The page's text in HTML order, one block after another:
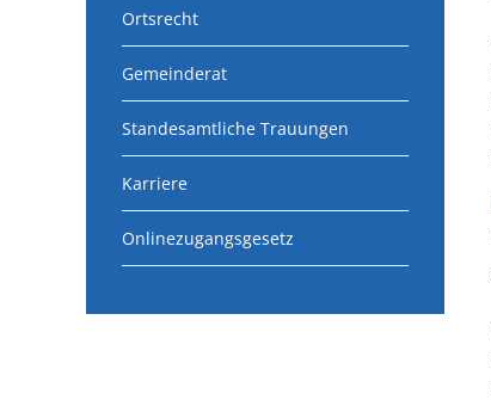
Ortsrecht
Gemeinderat
Standesamtliche Trauungen
Karriere
Onlinezugangsgesetz